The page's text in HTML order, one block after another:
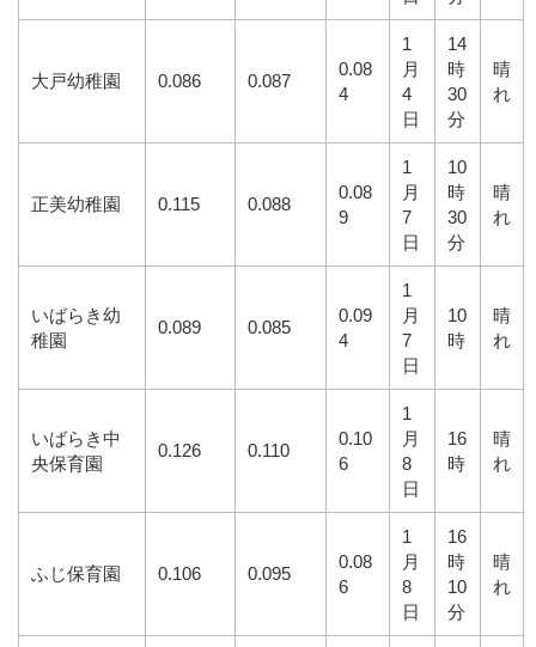
大戸幼稚園 0.086 0.087
0.08
4
1
月
4
日
14
時
30
分
晴
れ
正美幼稚園 0.115 0.088
0.08
9
1
月
7
日
10
時
30
分
晴
れ
いばらき幼
稚園
0.089 0.085
0.09
4
1
月
7
日
10
時
晴
れ
いばらき中
央保育園
0.126 0.110
0.10
6
1
月
8
日
16
時
晴
れ
ふじ保育園 0.106 0.095
0.08
6
1
月
8
日
16
時
10
分
晴
れ